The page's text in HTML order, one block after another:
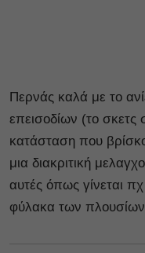
Περνάς καλά με το
επεισοδίων (το
κατάσταση που
μια διακριτική
αυτές όπως γίνεται
φύλακα των πλουσίων